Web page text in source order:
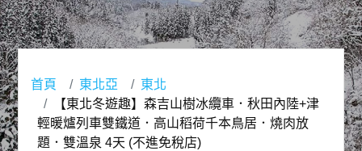
國外旅遊
客製服務
首頁 東北亞
東北
【東北冬遊趣】森吉山樹冰纜車．秋田內陸+津
輕暖爐列車雙鐵道．高山稻荷千本鳥居．燒肉放
題．雙溫泉 4天 (不進免稅店)